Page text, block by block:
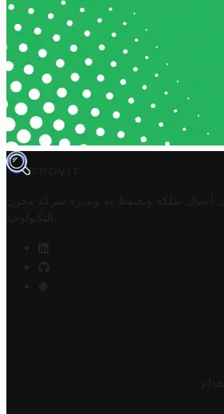
TROVIT
أعمال تملكه وتحتفظ به وتديره
شركة مخزن
التكنولوجيا